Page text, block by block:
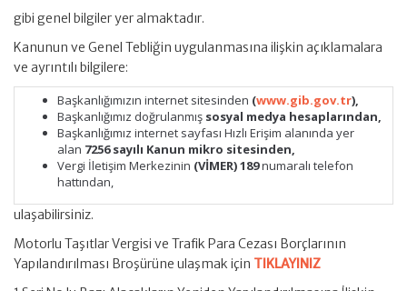
gibi genel bilgiler yer almaktadır.
Kanunun ve Genel Tebliğin uygulanmasına ilişkin açıklamalara
ve ayrıntılı bilgilere:
Başkanlığımızın internet sitesinden (www.gib.gov.tr),
Başkanlığımız doğrulanmış sosyal medya hesaplarından,
Başkanlığımız internet sayfası Hızlı Erişim alanında yer
alan 7256 sayılı Kanun mikro sitesinden,
Vergi İletişim Merkezinin (VİMER) 189numaralı telefon
hattından,
ulaşabilirsiniz.
Motorlu Taşıtlar Vergisi ve Trafik Para Cezası Borçlarının
Yapılandırılması Broşürüne ulaşmak için TIKLAYINIZ